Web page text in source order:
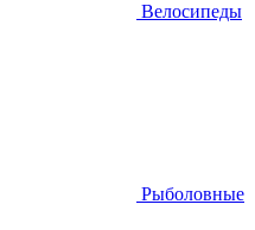
Велосипеды
Рыболовные